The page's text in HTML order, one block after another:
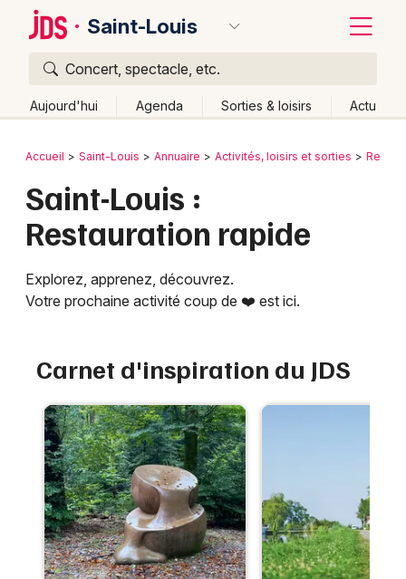
Saint-Louis
Concert, spectacle, etc.
Aujourd'hui Agenda Sorties & loisirs Actu
Publier un événement
Grands événements
Activité & Expérience
Foires & salons
Spectacles
Concerts
Sports
Soirées
Bordeaux
Colmar
Lyon
Mulhouse
Montpellier
Nantes
Nice
Paris
Strasbourg
Retour
Accueil Saint-Louis Annuaire Activités, loisirs et sorties
Saint-Louis :
Restauration rapide
Explorez, apprenez, découvrez.
Votre prochaine activité coup de ❤️ est ici.
Carnet d'inspiration du JDS
Quoi ?
Où ?
Partout
Près de moi Changer de lieu
Quand ?
Effacer les dates
Aujourd'hui